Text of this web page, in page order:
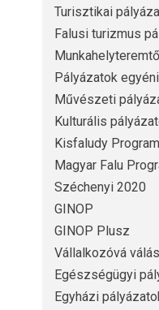
Turisztikai
Falusi turizmus
Pályázatok
Művészeti
Kulturális
Kisfaludy Program
Magyar Falu
Széchenyi 2020
GINOP
GINOP Plusz
Vállalkozóvá
Egészségügyi
Egyházi